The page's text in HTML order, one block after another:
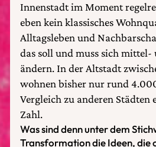
Innenstadt im Moment
eben kein klassisches
Alltagsleben und
das soll und muss sich
ändern. In der Altstadt
wohnen bisher nur rund
Vergleich zu anderen Städten
Zahl.
Was sind denn unter dem
Transformation die Ideen, die